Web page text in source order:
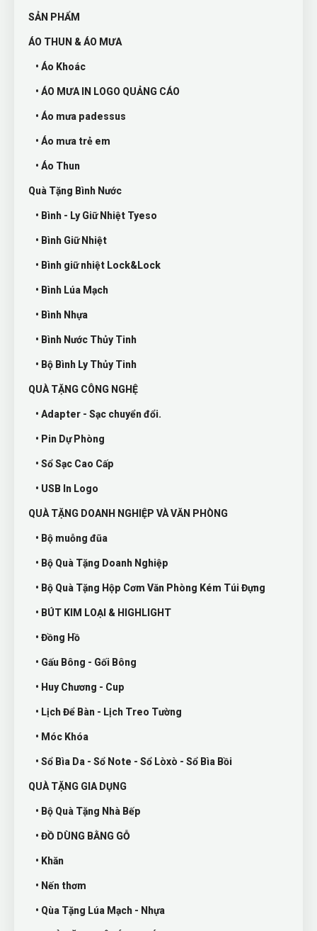
SẢN PHẨM
ÁO THUN & ÁO MƯA
• Áo Khoác
• ÁO MƯA IN LOGO QUẢNG CÁO
• Áo mưa padessus
• Áo mưa trẻ em
• Áo Thun
Quà Tặng Bình Nước
• Bình - Ly Giữ Nhiệt Tyeso
• Bình Giữ Nhiệt
• Bình giữ nhiệt Lock&Lock
• Bình Lúa Mạch
• Bình Nhựa
• Bình Nước Thủy Tinh
• Bộ Bình Ly Thủy Tinh
QUÀ TẶNG CÔNG NGHỆ
• Adapter - Sạc chuyển đổi.
• Pin Dự Phòng
• Sổ Sạc Cao Cấp
• USB In Logo
QUÀ TẶNG DOANH NGHIỆP VÀ VĂN PHÒNG
• Bộ muỗng đũa
• Bộ Quà Tặng Doanh Nghiệp
• Bộ Quà Tặng Hộp Cơm Văn Phòng Kém Túi Đựng
• BÚT KIM LOẠI & HIGHLIGHT
• Đồng Hồ
• Gấu Bông - Gối Bông
• Huy Chương - Cup
• Lịch Để Bàn - Lịch Treo Tường
• Móc Khóa
• Sổ Bìa Da - Sổ Note - Sổ Lòxò - Sổ Bìa Bồi
QUÀ TẶNG GIA DỤNG
• Bộ Quà Tặng Nhà Bếp
• ĐỒ DÙNG BẰNG GỖ
• Khăn
• Nến thơm
• Qùa Tặng Lúa Mạch - Nhựa